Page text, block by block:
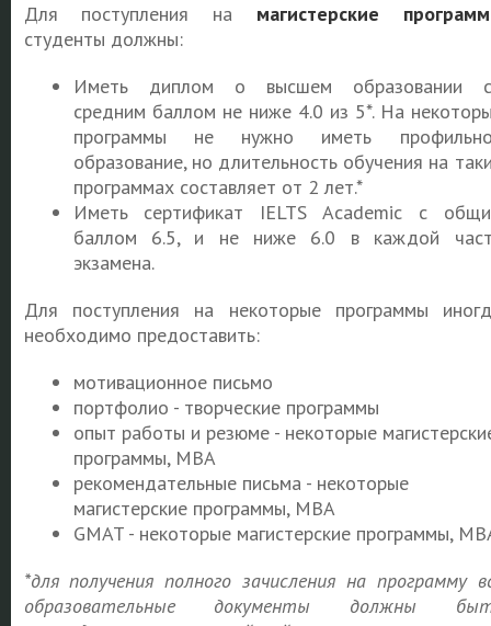
Для поступления на магистерские
студенты должны:
Иметь диплом о высшем образовании
средним баллом не ниже 4.0 из 5*. На
программы не нужно иметь
образование, но длительность обучения на
программах составляет от 2 лет.*
Иметь сертификат IELTS Academic с
баллом 6.5, и не ниже 6.0 в каждой
экзамена.
Для поступления на некоторые программы
необходимо предоставить:
мотивационное письмо
портфолио - творческие программы
опыт работы и резюме - некоторые
программы, MBA
рекомендательные письма - некоторые
магистерские программы, MBA
GMAT - некоторые магистерские программы,
*для получения полного зачисления на программу
образовательные документы должны